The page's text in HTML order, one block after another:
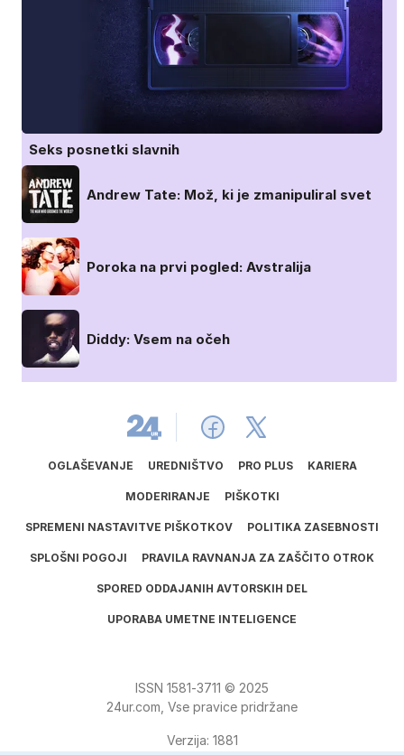
Seks posnetki slavnih
Andrew Tate: Mož, ki je zmanipuliral svet
Poroka na prvi pogled: Avstralija
Diddy: Vsem na očeh
OGLAŠEVANJE UREDNIŠTVO PRO PLUS KARIERA
MODERIRANJE PIŠKOTKI
SPREMENI NASTAVITVE PIŠKOTKOV POLITIKA ZASEBNOSTI
SPLOŠNI POGOJI PRAVILA RAVNANJA ZA ZAŠČITO OTROK
SPORED ODDAJANIH AVTORSKIH DEL
UPORABA UMETNE INTELIGENCE
ISSN 1581‑3711 © 2025
24ur.com, Vse pravice pridržane
Verzija: 1881